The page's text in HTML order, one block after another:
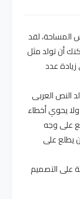
لقد
أن تولد مثل
عدد
النص العربى
يحوي أخطاء
على وجه
يطلع على
التصميم